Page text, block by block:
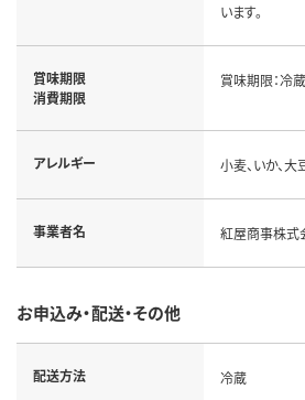
います。
賞味期限
消費期限
賞味期限：冷
アレルギー 小麦、いか、大
事業者名 紅屋商事株式
お申込み・配送・その他
配送方法 冷蔵